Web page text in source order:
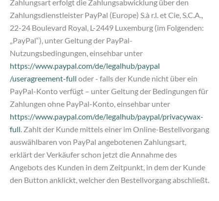
Zahlungsart erfolgt die Zahlungsabwicklung über den
Zahlungsdienstleister PayPal (Europe) S.à r.l. et Cie, S.C.A.,
22-24 Boulevard Royal, L-2449 Luxemburg (im Folgenden:
„PayPal“), unter Geltung der PayPal-
Nutzungsbedingungen, einsehbar unter
https://www.paypal.com/de/legalhub/paypal
/useragreement-full oder - falls der Kunde nicht über ein
PayPal-Konto verfügt – unter Geltung der Bedingungen für
Zahlungen ohne PayPal-Konto, einsehbar unter
https://www.paypal.com/de/legalhub/paypal/privacywax-
full. Zahlt der Kunde mittels einer im Online-Bestellvorgang
auswählbaren von PayPal angebotenen Zahlungsart,
erklärt der Verkäufer schon jetzt die Annahme des
Angebots des Kunden in dem Zeitpunkt, in dem der Kunde
den Button anklickt, welcher den Bestellvorgang abschließt.